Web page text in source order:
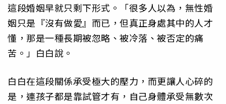
這段婚姻早就只剩下形式。「很多人以為，無性婚
姻只是『沒有做愛』而已，但真正身處其中的人才
懂，那是一種長期被忽略、被冷落、被否定的痛
苦。」白白說。
白白在這段關係承受極大的壓力，而更讓人心碎的
是，連孩子都是靠試管才有，自己身體承受無數次